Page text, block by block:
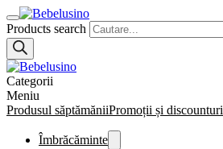
Products search
Categorii
Meniu
Produsul săptămăniiPromoții și discounturi
Îmbrăcăminte